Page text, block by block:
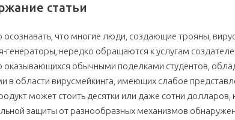
код
Time, или Dr. Web, не считающий время
штрихи
просматривает этот контент: "Тема" (Всего пользователей: 0;
статьи
осознавать, что многие люди, создающие трояны,
генераторы, нередко обращаются к услугам
оказывающихся обычными поделками студентов,
в области вирусмейкинга, имеющих слабое
может стоить десятки или даже сотни
защиты от разнообразных механизмов